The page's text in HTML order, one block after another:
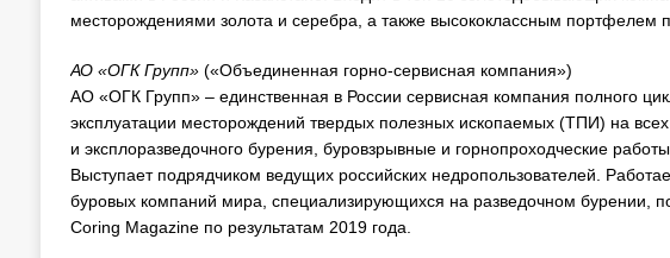
месторождениями золота и серебра, а также высококлассным портфелем
АО «ОГК Групп»(«Объединенная горно-сервисная компания»)
АО «ОГК Групп» – единственная в России сервисная компания полного
эксплуатации месторождений твердых полезных ископаемых (ТПИ) на
и эксплоразведочного бурения, буровзрывные и горнопроходческие
Выступает подрядчиком ведущих российских недропользователей.
буровых компаний мира, специализирующихся на разведочном бурении,
Coring Magazine по результатам 2019 года.